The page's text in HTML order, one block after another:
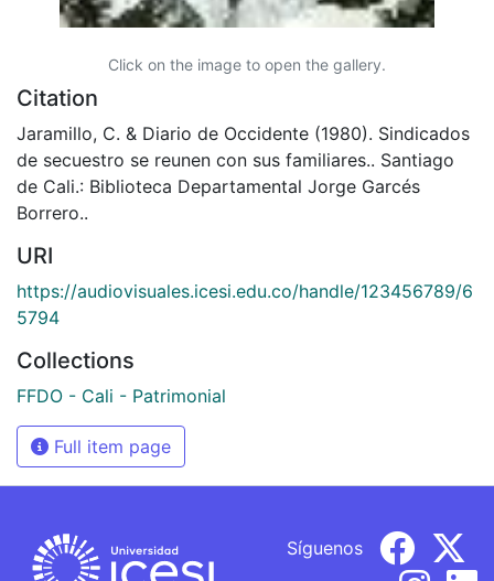
Click on the image to open the gallery.
Citation
Jaramillo, C. & Diario de Occidente (1980). Sindicados
de secuestro se reunen con sus familiares.. Santiago
de Cali.: Biblioteca Departamental Jorge Garcés
Borrero..
URI
https://audiovisuales.icesi.edu.co/handle/123456789/6
5794
Collections
FFDO - Cali - Patrimonial
Full item page
Síguenos